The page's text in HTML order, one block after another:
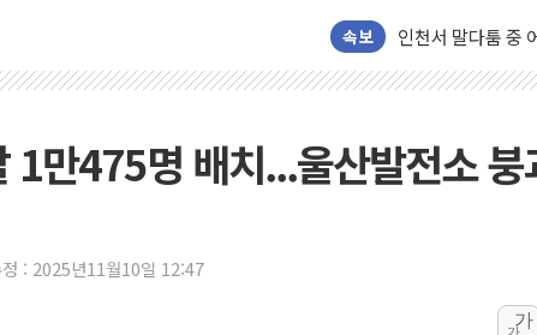
속보
인천서 말다툼 중
김민석, 강원·대
[속보] 민주, 경북
[속보] 민주, 대구
하나금융, 명동
1만475명 배치...울산발전소 붕
: 2025년11월10일 12:47
가
가